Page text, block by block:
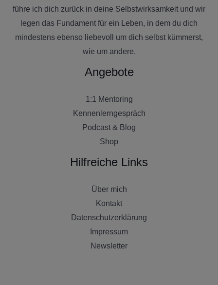
führe ich dich zurück in deine Selbstwirksamkeit und wir
legen das Fundament für ein Leben, in dem du dich
mindestens ebenso liebevoll um dich selbst kümmerst,
wie um andere.
Angebote
1:1 Mentoring
Kennenlerngespräch
Podcast & Blog
Shop
Hilfreiche Links
Über mich
Kontakt
Datenschutzerklärung
Impressum
Newsletter